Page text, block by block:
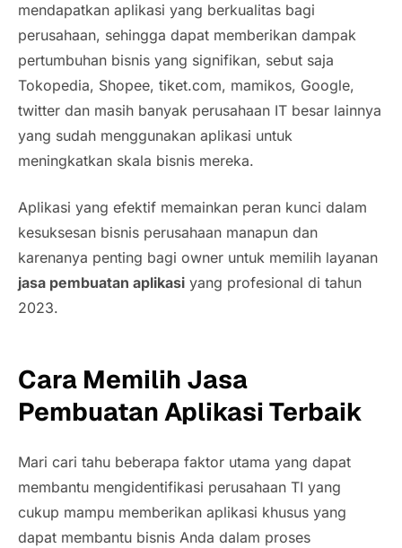
mendapatkan aplikasi yang berkualitas bagi
perusahaan, sehingga dapat memberikan dampak
pertumbuhan bisnis yang signifikan, sebut saja
Tokopedia, Shopee, tiket.com, mamikos, Google,
twitter dan masih banyak perusahaan IT besar lainnya
yang sudah menggunakan aplikasi untuk
meningkatkan skala bisnis mereka.
Aplikasi yang efektif memainkan peran kunci dalam
kesuksesan bisnis perusahaan manapun dan
karenanya penting bagi owner untuk memilih layanan
jasa pembuatan aplikasi yang profesional di tahun
2023.
Cara Memilih Jasa
Pembuatan Aplikasi Terbaik
Mari cari tahu beberapa faktor utama yang dapat
membantu mengidentifikasi perusahaan TI yang
cukup mampu memberikan aplikasi khusus yang
dapat membantu bisnis Anda dalam proses